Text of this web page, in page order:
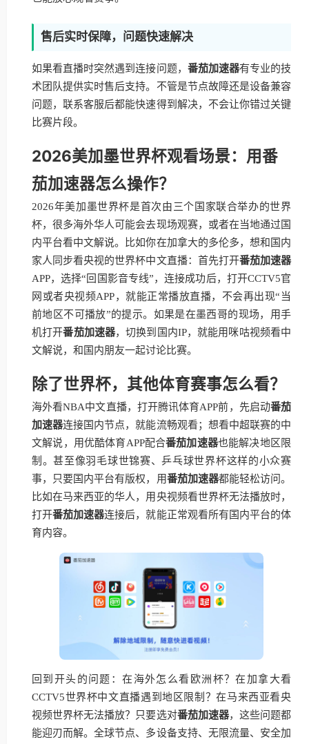
售后实时保障，问题快速解决
如果看直播时突然遇到连接问题， 番茄加速器有专业的技
术团队提供实时售后支持。不管是节点故障还是设备兼容
问题，联系客服后都能快速得到解决，不会让你错过关键
比赛片段。
2026美加墨世界杯观看场景：用番
茄加速器怎么操作？
2026年美加墨世界杯是首次由三个国家联合举办的世界
杯，很多海外华人可能会去现场观赛，或者在当地通过国
内平台看中文解说。比如你在加拿大的多伦多，想和国内
家人同步看央视的世界杯中文直播：首先打开番茄加速器
APP，选择“回国影音专线”，连接成功后，打开CCTV5官
网或者央视频APP，就能正常播放直播，不会再出现“当
前地区不可播放”的提示。如果是在墨西哥的现场，用手
机打开番茄加速器，切换到国内IP，就能用咪咕视频看中
文解说，和国内朋友一起讨论比赛。
除了世界杯，其他体育赛事怎么看？
海外看NBA中文直播，打开腾讯体育APP前，先启动番茄
加速器连接国内节点，就能流畅观看；想看中超联赛的中
文解说，用优酷体育APP配合番茄加速器也能解决地区限
制。甚至像羽毛球世锦赛、乒乓球世界杯这样的小众赛
事，只要国内平台有版权，用番茄加速器都能轻松访问。
比如在马来西亚的华人，用央视频看世界杯无法播放时，
打开番茄加速器连接后，就能正常观看所有国内平台的体
育内容。
回到开头的问题：在海外怎么看欧洲杯？在加拿大看
CCTV5世界杯中文直播遇到地区限制？在马来西亚看央
视频世界杯无法播放？只要选对番茄加速器，这些问题都
能迎刃而解。全球节点、多设备支持、无限流量、安全加